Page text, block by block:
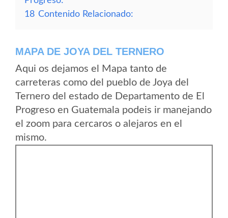
18 Contenido Relacionado:
MAPA DE JOYA DEL TERNERO
Aqui os dejamos el Mapa tanto de
carreteras como del pueblo de Joya del
Ternero del estado de Departamento de El
Progreso en Guatemala podeis ir manejando
el zoom para cercaros o alejaros en el
mismo.